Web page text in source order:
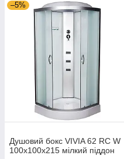
–5%
Душовий бокс VIVIA 62 RC W
100x100x215 мілкий піддон